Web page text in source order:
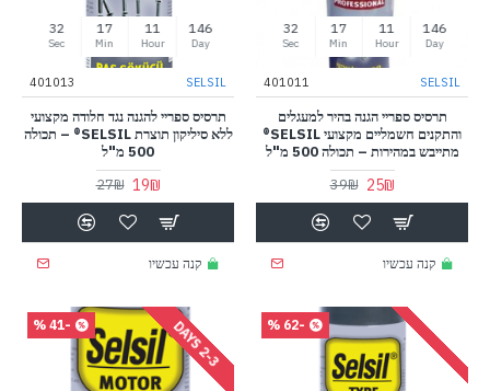
146
Day
11
Hour
17
Min
31
Sec
SELSIL
401011
תרסיס ספריי הגנה בהיר למעגלים
והתקנים חשמליים מקצועי SELSIL®
מתייבש במהירות – תכולה 500 מ"ל
25₪
39₪
קנה עכשיו
146
Day
11
Hour
17
Min
31
Sec
SELSIL
401013
תרסיס ספריי להגנה נגד חלודה מקצועי
ללא סיליקון תוצרת SELSIL® – תכולה
500 מ"ל
19₪
27₪
קנה עכשיו
-62 %
-41 %
2
-
3
D
A
Y
S